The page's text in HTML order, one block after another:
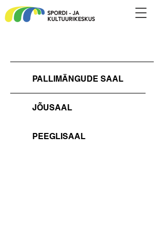
PALLIMÄNGUDE SAAL
JÕUSAAL
PEEGLISAAL